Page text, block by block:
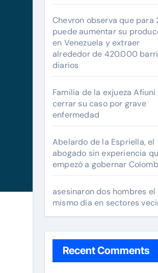
Chevron observa que para
puede aumentar su
en Venezuela y extraer
alrededor de 420.000
diarios
Familia de la exjueza
cerrar su caso por grave
enfermedad
Abelardo de la Espriella, el
abogado sin experiencia
empezó a gobernar
asesinaron dos hombres el
mismo día en sectores
Recent Comments